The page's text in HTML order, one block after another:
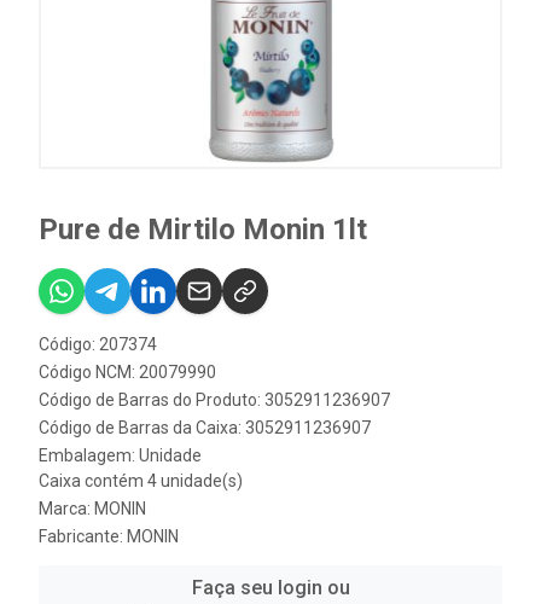
Pure de Mirtilo Monin 1lt
Código: 207374
Código NCM: 20079990
Código de Barras do Produto: 3052911236907
Código de Barras da Caixa: 3052911236907
Embalagem: Unidade
Caixa contém 4 unidade(s)
Marca: MONIN
Fabricante: MONIN
Faça seu login ou